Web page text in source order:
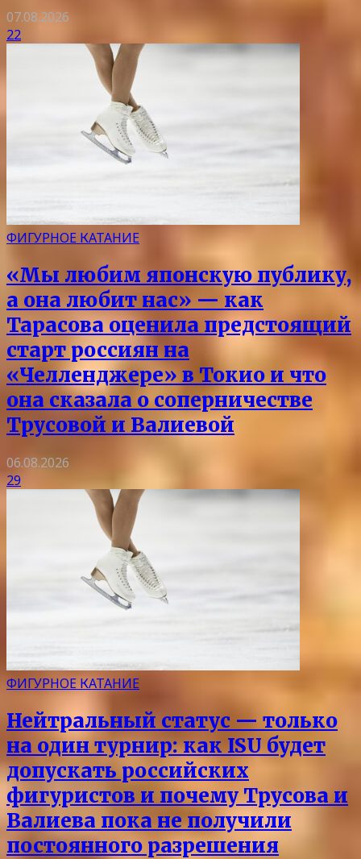
07.08.2026
22
ФИГУРНОЕ КАТАНИЕ
«Мы любим японскую публику,
а она любит нас» — как
Тарасова оценила предстоящий
старт россиян на
«Челленджере» в Токио и что
она сказала о соперничестве
Трусовой и Валиевой
06.08.2026
29
ФИГУРНОЕ КАТАНИЕ
Нейтральный статус — только
на один турнир: как ISU будет
допускать российских
фигуристов и почему Трусова и
Валиева пока не получили
постоянного разрешения